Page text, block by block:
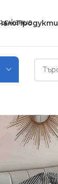
Продукти